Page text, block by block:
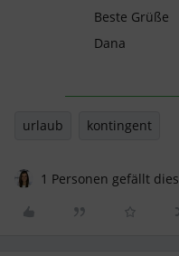
Beste Grüße
Dana
urlaub kontingent
1 Personen gefällt dies